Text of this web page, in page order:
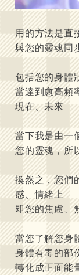
用的方法是直
與您的靈魂同
包括您的身體
當達到愈高頻
現在、未來
當下我是由一
您的靈魂，所
換然之，您們
感、情緒上
即您的焦慮、
當您了解您身
身體有毒的部
轉化成正面能